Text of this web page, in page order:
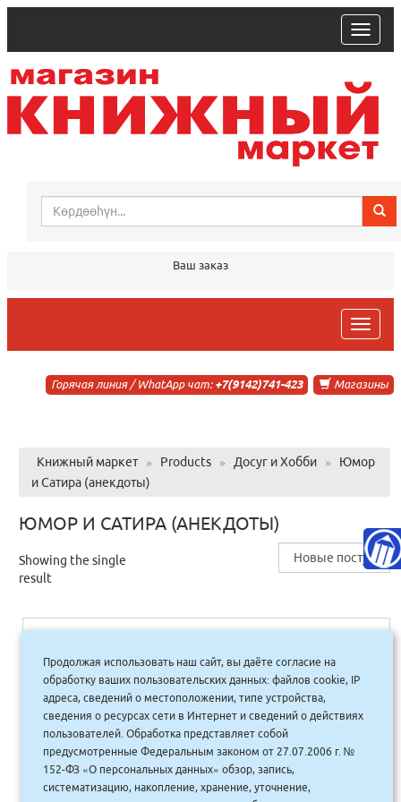
trk
Ваш заказ
trk
Магазины
Горячая линия / WhatApp чат: +7(9142)741-423
Книжный маркет » Products » Досуг и Хобби »
Юмор
и Сатира (анекдоты)
ЮМОР И САТИРА (АНЕКДОТЫ)
Showing the single
result
Новая библия комедии Полный
путеводитель по стендапу от создания
текста до выхода на сцену (тв.)
810.00руб.
729 руб.
Купить
Продолжая использовать наш сайт, вы даёте согласие на
обработку ваших пользовательских данных: файлов cookie, IP
адреса, сведений о местоположении, типе устройства,
сведения о ресурсах сети в Интернет и сведений о действиях
пользователей. Обработка представляет собой
предусмотренные Федеральным законом от 27.07.2006 г. №
152-ФЗ «О персональных данных» обзор, запись,
систематизацию, накопление, хранение, уточнение,